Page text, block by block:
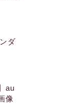
ダ
au
像